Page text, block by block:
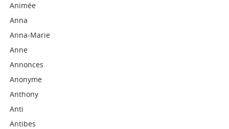
Animée
Anna
Anna-Marie
Anne
Annonces
Anonyme
Anthony
Anti
Antibes